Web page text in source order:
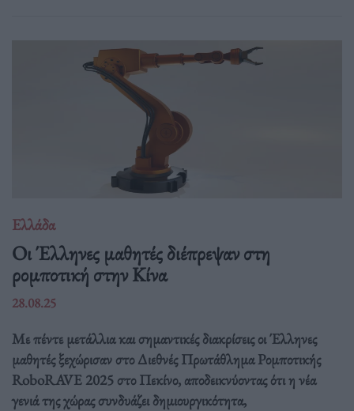
Ελλάδα
Οι Έλληνες μαθητές διέπρεψαν στη
ρομποτική στην Κίνα
28.08.25
Με πέντε μετάλλια και σημαντικές διακρίσεις οι Έλληνες
μαθητές ξεχώρισαν στο Διεθνές Πρωτάθλημα Ρομποτικής
RoboRAVE 2025 στο Πεκίνο, αποδεικνύοντας ότι η νέα
γενιά της χώρας συνδυάζει δημιουργικότητα,